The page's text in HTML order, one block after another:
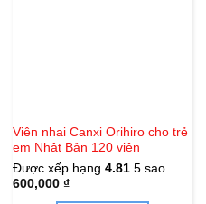
Viên nhai Canxi Orihiro cho trẻ
em Nhật Bản 120 viên
Được xếp hạng 4.815 sao
600,000 ₫